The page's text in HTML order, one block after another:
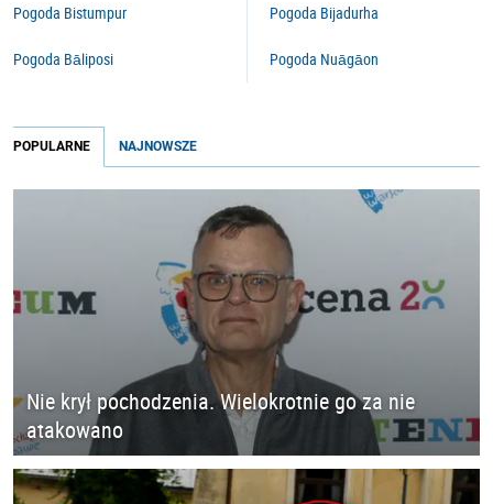
Pogoda Bistumpur
Pogoda Bāliposi
Pogoda Bijadurha
Pogoda Nuāgāon
POPULARNE NAJNOWSZE
Nie krył pochodzenia. Wielokrotnie go za nie
atakowano